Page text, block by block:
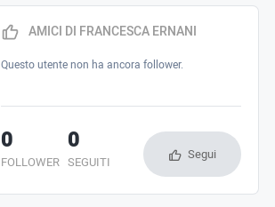
AMICI DI FRANCESCA ERNANI
Questo utente non ha ancora follower.
FOLLOWER
0
SEGUITI
0 Segui